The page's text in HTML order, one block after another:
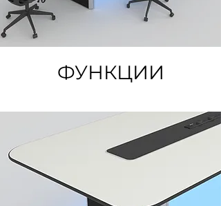
ФУНКЦИИ